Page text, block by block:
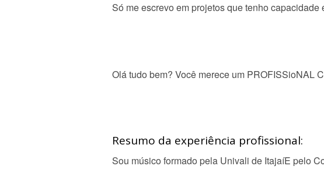
Só me escrevo em projetos que tenho capacidade
Olá tudo bem? Você merece um PROFISSioNAL
Resumo da experiência profissional:
Sou músico formado pela Univali de ItajaíE pelo